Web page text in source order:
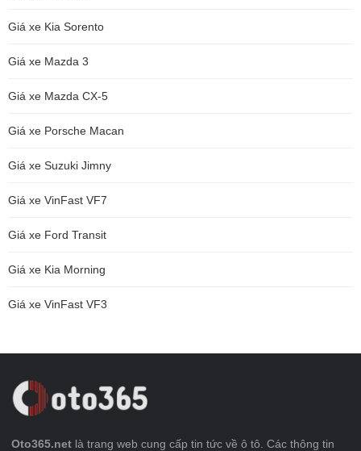
Giá xe Kia Sorento
Giá xe Mazda 3
Giá xe Mazda CX-5
Giá xe Porsche Macan
Giá xe Suzuki Jimny
Giá xe VinFast VF7
Giá xe Ford Transit
Giá xe Kia Morning
Giá xe VinFast VF3
Oto365.net là trang web cung cấp tin tức về ô tô. Các thông tin